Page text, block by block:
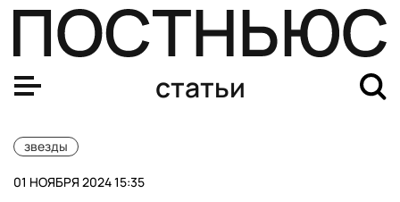
статьи
звезды
01 НОЯБРЯ 2024 15:35
Кристину Рэй нашли мертвой в коллекторе в Сочи: